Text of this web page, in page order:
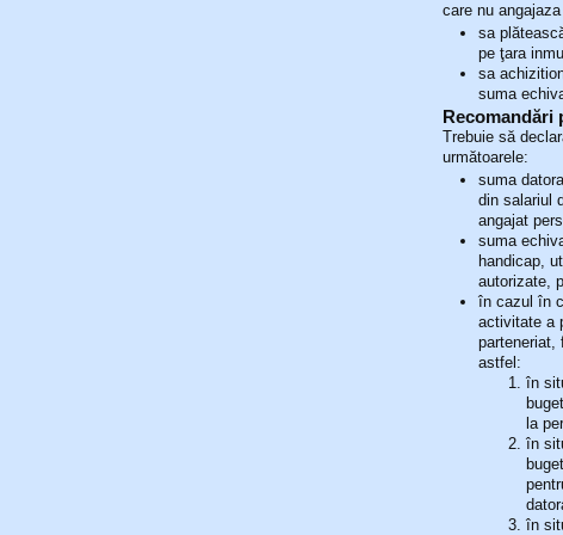
care nu
sa
pe ţara
sa
suma
Recomandări
Trebuie să
următoarele:
suma
din salariul
angajat
suma
handicap,
autorizate,
în cazul în
activitate a
parteneriat,
astfel:
în
la
în
în